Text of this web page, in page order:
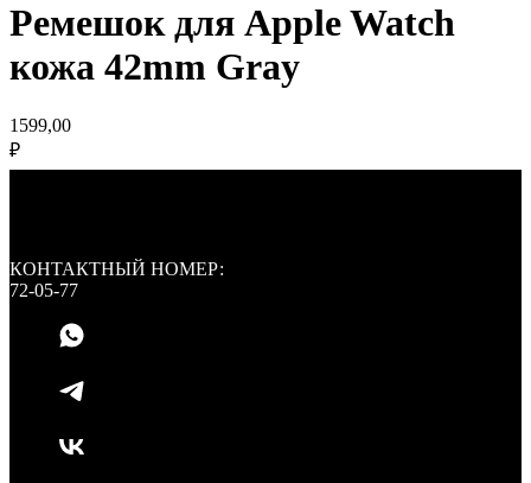
Ремешок для Apple Watch
кожа 42mm Gray
1599,00
₽
КОНТАКТНЫЙ НОМЕР:
72-05-77